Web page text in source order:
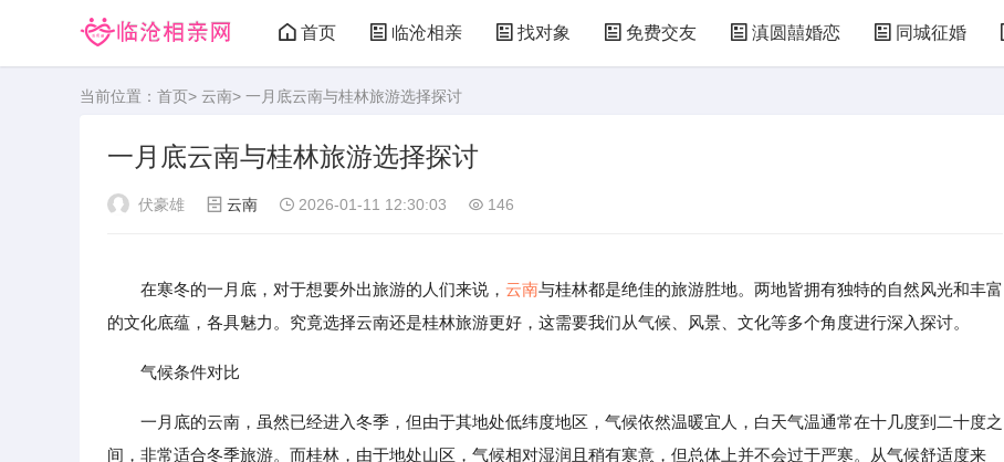
首页 临沧相亲 找对象 免费交友 滇圆囍婚恋 同城征婚
当前位置： 首页> 云南> 一月底云南与桂林旅游选择探讨
一月底云南与桂林旅游选择探讨
伏豪雄 云南 2026-01-11 12:30:03 146
在寒冬的一月底，对于想要外出旅游的人们来说， 云南与桂林都是绝佳的旅游胜地。两地皆拥有独特的自然风光和丰富
的文化底蕴，各具魅力。究竟选择云南还是桂林旅游更好，这需要我们从气候、风景、文化等多个角度进行深入探讨。
气候条件对比
一月底的云南，虽然已经进入冬季，但由于其地处低纬度地区，气候依然温暖宜人，白天气温通常在十几度到二十度之
间，非常适合冬季旅游。而桂林，由于地处山区，气候相对湿润且稍有寒意，但总体上并不会过于严寒。从气候舒适度来